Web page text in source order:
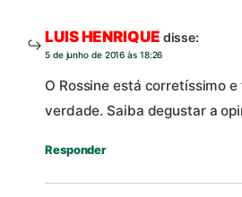
LUIS HENRIQUE disse:
5 de junho de 2016 às 18:26
O Rossine está corretíssimo
verdade. Saiba degustar a
Responder